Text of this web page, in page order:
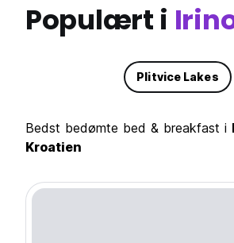
Populært i
Plitvice Lakes
Bedst bedømte bed & breakfast i
Kroatien